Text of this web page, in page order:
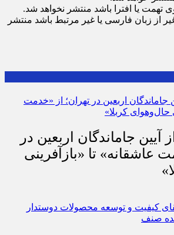
تهمت یا افترا باشد منتشر نخواهد شد.
از زبان فارسی یا غیر مرتبط باشد منتشر
جاماندگان اربعین در
عاشقانه» تا «بازآفرینی